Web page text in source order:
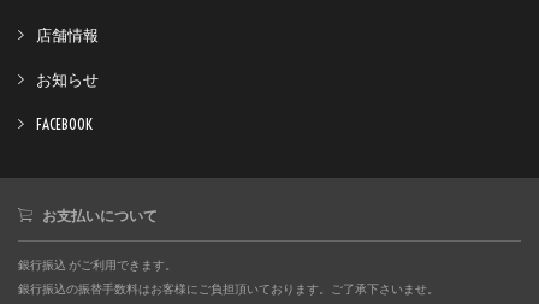
店舗情報
お知らせ
FACEBOOK
お支払いについて
銀行振込 がご利用できます。
銀行振込の振替手数料はお客様にご負担頂いております。ご了承下さいませ。